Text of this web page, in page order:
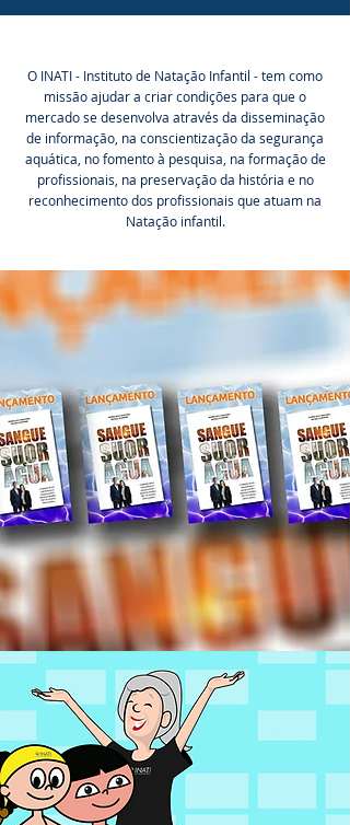
O INATI - Instituto de Natação Infantil - tem como
missão ajudar a criar condições para que o
mercado se desenvolva através da disseminação
de informação, na conscientização da segurança
aquática, no fomento à pesquisa, na formação de
profissionais, na preservação da história e no
reconhecimento dos profissionais que atuam na
Natação infantil.